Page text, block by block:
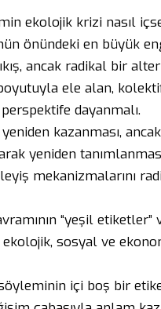
ekolojik krizi nasıl
önündeki en büyük
ancak radikal bir
ele alan,
dayanmalı.
kazanması,
yeniden
mekanizmalarını
“yeşil
ekolojik, sosyal ve
içi boş bir